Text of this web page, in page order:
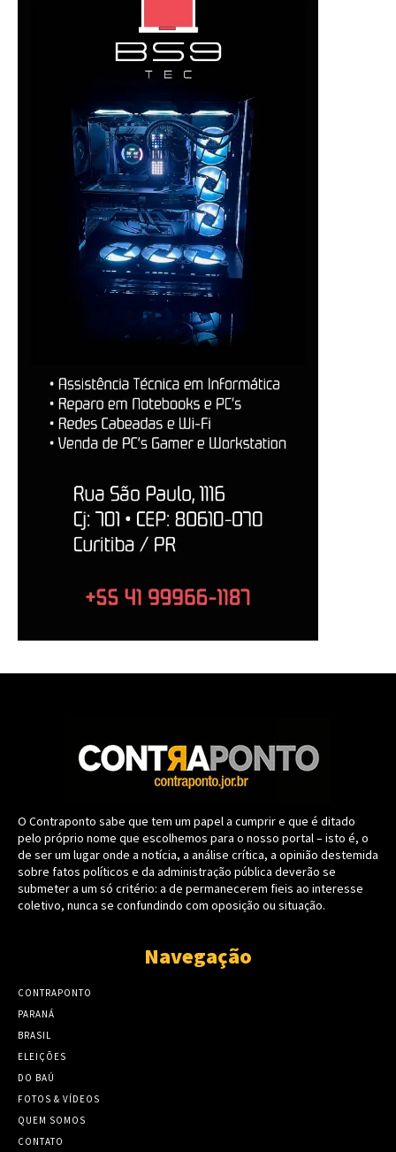
O Contraponto sabe que tem um papel a cumprir e que é ditado
pelo próprio nome que escolhemos para o nosso portal – isto é, o
de ser um lugar onde a notícia, a análise crítica, a opinião destemida
sobre fatos políticos e da administração pública deverão se
submeter a um só critério: a de permanecerem fieis ao interesse
coletivo, nunca se confundindo com oposição ou situação.
Navegação
CONTRAPONTO
PARANÁ
BRASIL
ELEIÇÕES
DO BAÚ
FOTOS & VÍDEOS
QUEM SOMOS
CONTATO